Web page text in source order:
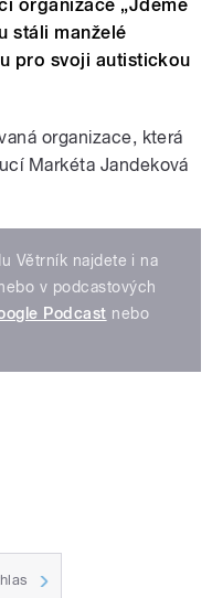
organizace „Jdeme
stáli manželé
pro svoji autistickou
organizace, která
Markéta Jandeková
Větrník najdete i na
v podcastových
Podcast nebo